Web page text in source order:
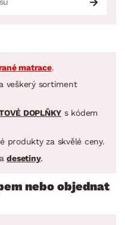
matrace.
veškerý sortiment
DOPLŇKY s kódem
produkty za skvělé ceny.
desetiny.
nebo objednat